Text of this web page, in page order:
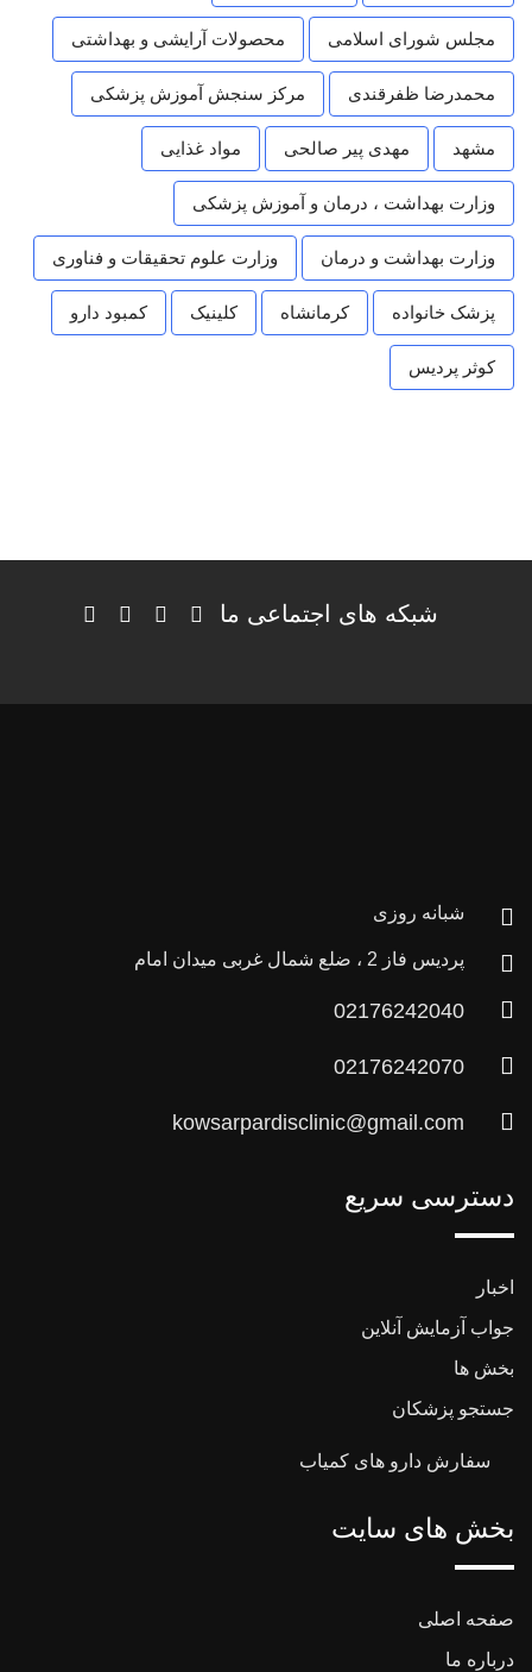
مجلس شورای اسلامی محصولات آرایشی و بهداشتی
محمدرضا ظفرقندی مرکز سنجش آموزش پزشکی
مشهد مهدی پیر صالحی مواد غذایی
وزارت بهداشت ، درمان و آموزش پزشکی
وزارت بهداشت و درمان وزارت علوم تحقیقات و فناوری
پزشک خانواده کرمانشاه کلینیک کمبود دارو
کوثر پردیس
شبکه های اجتماعی ما
شبانه روزی
پردیس فاز 2 ، ضلع شمال غربی میدان امام
02176242040
02176242070
kowsarpardisclinic@gmail.com
دسترسی سریع
اخبار
جواب آزمایش آنلاین
بخش ها
جستجو پزشکان
سفارش دارو های کمیاب
بخش های سایت
صفحه اصلی
درباره ما